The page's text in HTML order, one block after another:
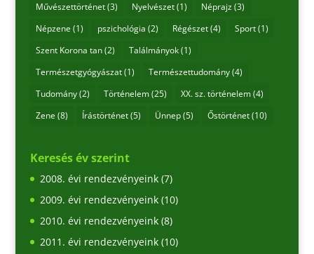
Művészettörténet(3) Nyelvészet(1) Néprajz(3)
Népzene (1) pszichológia (2) Régészet(4) Sport(1)
Szent Korona tan(2) Találmányok(1)
Természetgyógyászat(1) Természettudomány(4)
Tudomány(2) Történelem(25) XX. sz. történelem(4)
Zene (8) Írástörténet(5) Ünnep(5) Őstörténet(10)
Keresés év szerint
2008. évi rendezvényeink(7)
2009. évi rendezvényeink(10)
2010. évi rendezvényeink(8)
2011. évi rendezvényeink(10)